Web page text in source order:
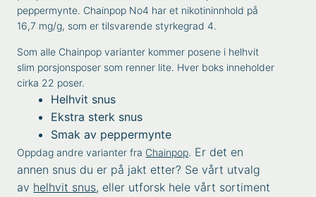
peppermynte. Chainpop No4 har et nikotininnhold på
16,7 mg/g, som er tilsvarende styrkegrad 4.
Som alle Chainpop varianter kommer posene i helhvit
slim porsjonsposer som renner lite. Hver boks inneholder
cirka 22 poser.
Helhvit snus
Ekstra sterk snus
Smak av peppermynte
Oppdag andre varianter fra Chainpop. Er det en
annen snus du er på jakt etter? Se vårt utvalg
av helhvit snus, eller utforsk hele vårt sortiment